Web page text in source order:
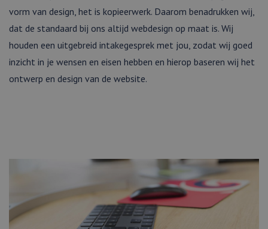
vorm van design, het is kopieerwerk. Daarom benadrukken wij,
dat de standaard bij ons altijd webdesign op maat is. Wij
houden een uitgebreid intakegesprek met jou, zodat wij goed
inzicht in je wensen en eisen hebben en hierop baseren wij het
ontwerp en design van de website.